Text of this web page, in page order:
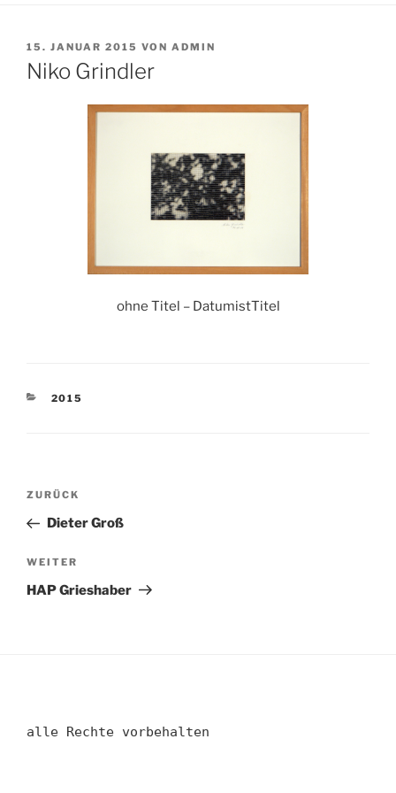
VERÖFFENTLICHT
AM
15. JANUAR 2015 VON ADMIN
Niko Grindler
ohne Titel – DatumistTitel
KATEGORIEN
2015
Beitragsnavigation
Vorheriger
Beitrag
ZURÜCK
Dieter Groß
Nächster
Beitrag
WEITER
HAP Grieshaber
alle Rechte vorbehalten